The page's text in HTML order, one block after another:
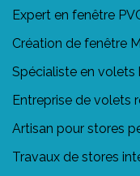
Expert en fenêtre
Création de fenêtre
Spécialiste en
Entreprise de volets
Artisan pour stores
Travaux de stores